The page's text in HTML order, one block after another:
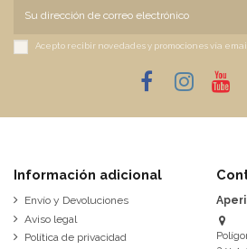
Acepto recibir novedades y promociones vía
Información adicional
Envío y Devoluciones
Aviso legal
Política de privacidad